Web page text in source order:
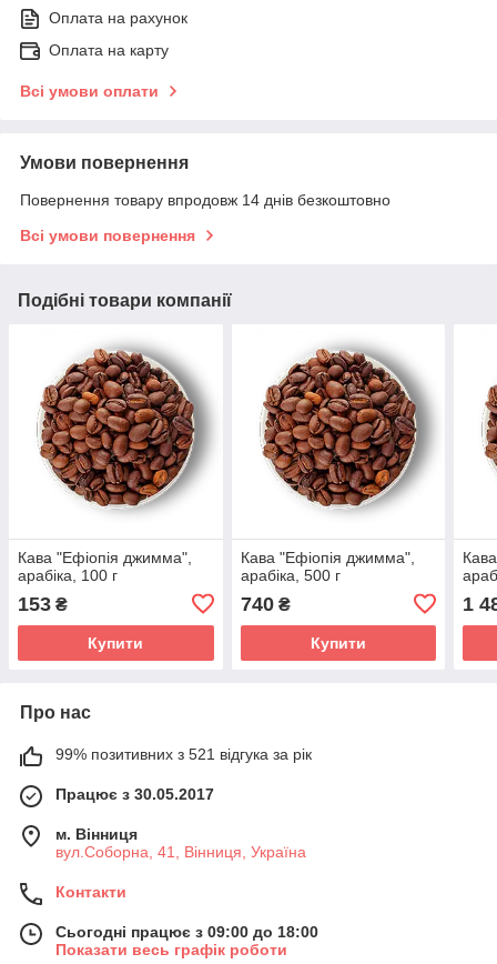
Оплата на рахунок
Оплата на карту
Всі умови оплати
Умови повернення
Повернення товару впродовж 14 днів безкоштовно
Всі умови повернення
Подібні товари компанії
Кава "Ефіопія джимма",
арабіка, 100 г
153 ₴
Купити
Кава "Ефіопія джимма",
арабіка, 500 г
740₴
Купити
1
Про нас
99% позитивних з 521 відгука за рік
Працює з 30.05.2017
м. Вінниця
вул.Соборна, 41, Вінниця, Україна
Контакти
Сьогодні працює з 09:00 до 18:00
Показати весь графік роботи